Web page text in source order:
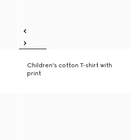
Children's cotton T-shirt with
print